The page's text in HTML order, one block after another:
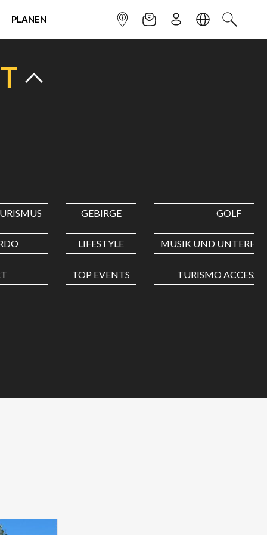
PLANEN INFOPUNKTNEWSLETTER
ANMELDENSPRACHESUCHEN
GEBIRGE GOLF
LIFESTYLE MUSIK UND
TOP EVENTS TURISMO